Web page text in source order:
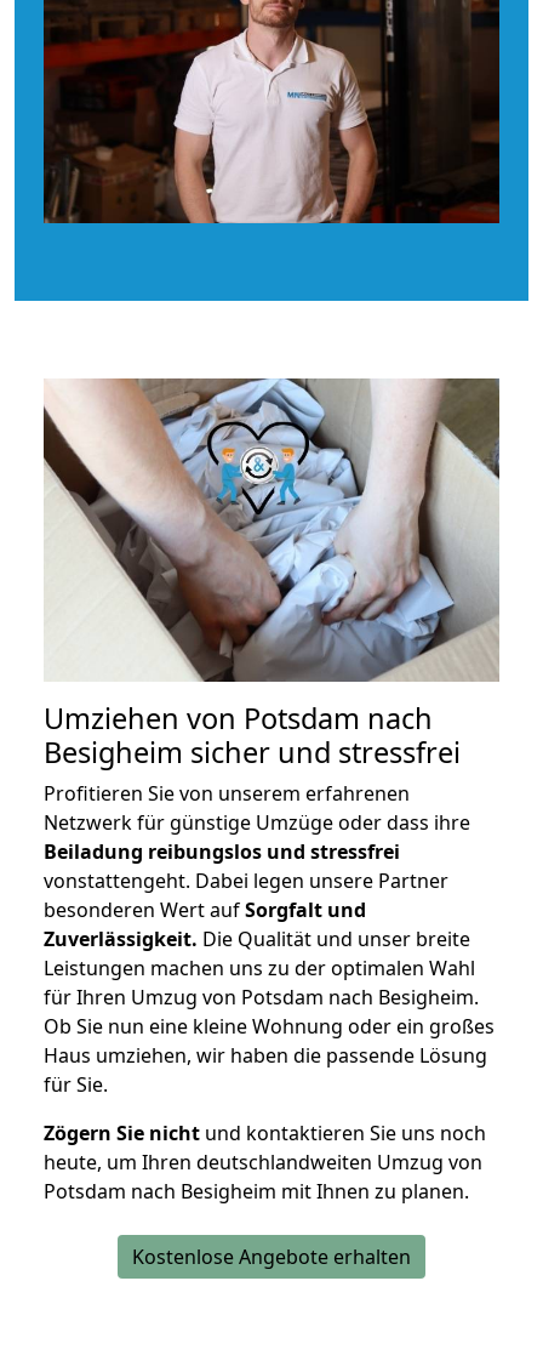
Umziehen von Potsdam nach
Besigheim sicher und stressfrei
Profitieren Sie von unserem erfahrenen
Netzwerk für günstige Umzüge oder dass ihre
Beiladung reibungslos und stressfrei
vonstattengeht. Dabei legen unsere Partner
besonderen Wert aufSorgfalt und
Zuverlässigkeit. Die Qualität und unser breite
Leistungen machen uns zu der optimalen Wahl
für Ihren Umzug von Potsdam nach Besigheim.
Ob Sie nun eine kleine Wohnung oder ein großes
Haus umziehen, wir haben die passende Lösung
für Sie.
Zögern Sie nicht und kontaktieren Sie uns noch
heute, um Ihren deutschlandweiten Umzug von
Potsdam nach Besigheim mit Ihnen zu planen.
Kostenlose Angebote erhalten